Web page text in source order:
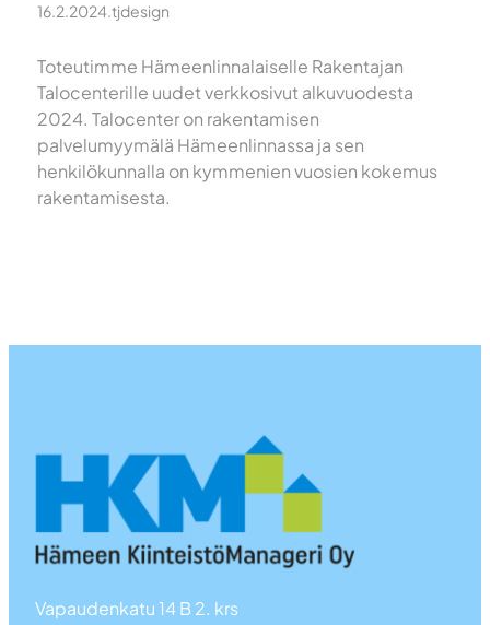
16.2.2024.tjdesign
Toteutimme Hämeenlinnalaiselle Rakentajan
Talocenterille uudet verkkosivut alkuvuodesta
2024. Talocenter on rakentamisen
palvelumyymälä Hämeenlinnassa ja sen
henkilökunnalla on kymmenien vuosien kokemus
rakentamisesta.
Vapaudenkatu 14 B 2. krs